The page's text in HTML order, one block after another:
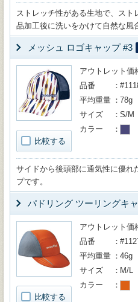
ストレッチ性がある生地で、スト
品加工後に洗いをかけて自然な風
メッシュ ロゴキャップ #3
比較する
アウトレット価
品番
平均重量
78g
サイズ
S/M
カラー
サイドから後頭部に通気性に優れ
プです。
パドリング ツーリングキ
比較する
アウトレット価
品番
平均重量
46g
サイズ
M/L
カラー